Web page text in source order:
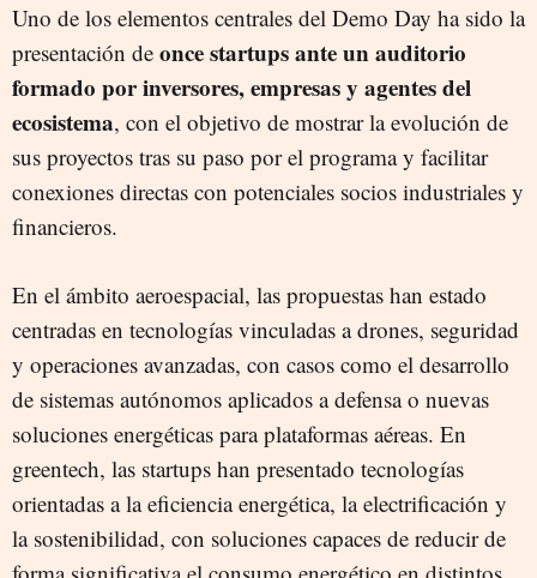
Uno de los elementos centrales del Demo Day ha sido la
presentación de once startups ante un auditorio
formado por inversores, empresas y agentes del
ecosistema, con el objetivo de mostrar la evolución de
sus proyectos tras su paso por el programa y facilitar
conexiones directas con potenciales socios industriales y
financieros.
En el ámbito aeroespacial, las propuestas han estado
centradas en tecnologías vinculadas a drones, seguridad
y operaciones avanzadas, con casos como el desarrollo
de sistemas autónomos aplicados a defensa o nuevas
soluciones energéticas para plataformas aéreas. En
greentech, las startups han presentado tecnologías
orientadas a la eficiencia energética, la electrificación y
la sostenibilidad, con soluciones capaces de reducir de